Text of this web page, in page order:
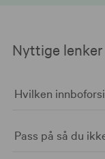
Nyttige lenker
Hvilken
Pass på så du